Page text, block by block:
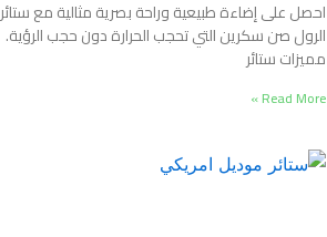
احصل على إضاءة طبيعية وراحة بصرية مثالية مع ستائر
الرول صن سكرين التي تحجب الحرارة دون حجب الرؤية.
مميزات ستائر
Read More »